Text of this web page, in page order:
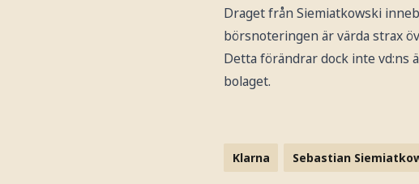
Draget från Siemiatkowski
börsnoteringen är värda strax
Detta förändrar dock inte vd:ns
bolaget.
Klarna Sebastian